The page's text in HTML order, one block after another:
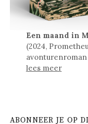
Een maand in
(2024,
lees meer
ABONNEER JE OP